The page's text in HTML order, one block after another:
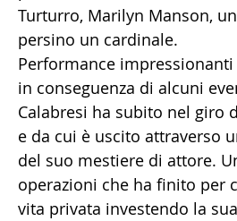
Turturro, Marilyn Manson,
persino un cardinale.
Performance
in conseguenza di alcuni
Calabresi ha subito nel giro
e da cui è uscito attraverso
del suo mestiere di attore.
operazioni che ha finito per
vita privata investendo la